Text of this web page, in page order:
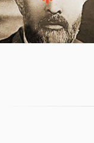
مجلس یزید ملعون و
اهل‌بیت علیهم‌السلام –